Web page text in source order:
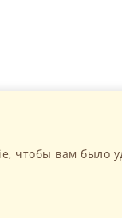
чтобы вам было